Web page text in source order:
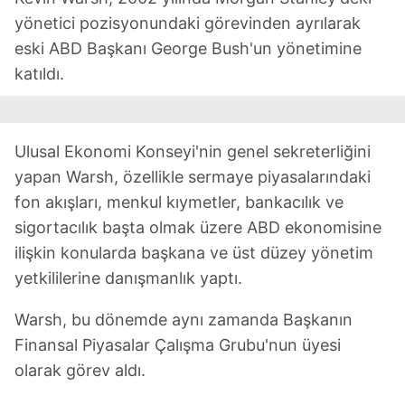
reklam/pazarlama faaliyetlerinin yapılması, amaçlarıyla
sınırlı olarak açık rızanız dahilinde kullanılacaktır.
Çerezlere ilişkin tercihlerinizi aşağıda yer alan panel
Metnimiziziyaret edebilirsiniz.
6698 sayılı Kişisel Verilerin Korunması Kanunu uyarınca
hazırlanmış Aydınlatma Metnimizi okumak ve sitemizde
ilgili mevzuata uygun olarak kullanılan çerezlerle ilgili bilgi
almak için lütfentıklayınız.
yönetici pozisyonundaki görevinden ayrılarak
eski ABD Başkanı George Bush'un yönetimine
katıldı.
Ulusal Ekonomi Konseyi'nin genel sekreterliğini
yapan Warsh, özellikle sermaye piyasalarındaki
fon akışları, menkul kıymetler, bankacılık ve
sigortacılık başta olmak üzere ABD ekonomisine
ilişkin konularda başkana ve üst düzey yönetim
yetkililerine danışmanlık yaptı.
Warsh, bu dönemde aynı zamanda Başkanın
Finansal Piyasalar Çalışma Grubu'nun üyesi
olarak görev aldı.